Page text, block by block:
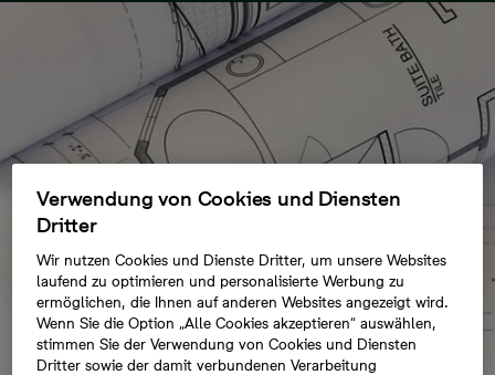
Verwendung von Cookies und Diensten
Dritter
Wir nutzen Cookies und Dienste Dritter, um unsere Websites
laufend zu optimieren und personalisierte Werbung zu
ermöglichen, die Ihnen auf anderen Websites angezeigt wird.
Wenn Sie die Option „Alle Cookies akzeptieren“ auswählen,
stimmen Sie der Verwendung von Cookies und Diensten
Dritter sowie der damit verbundenen Verarbeitung